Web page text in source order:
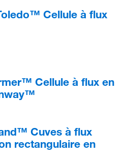
Cellule à flux
Cellule à flux en
Cuves à flux
rectangulaire en